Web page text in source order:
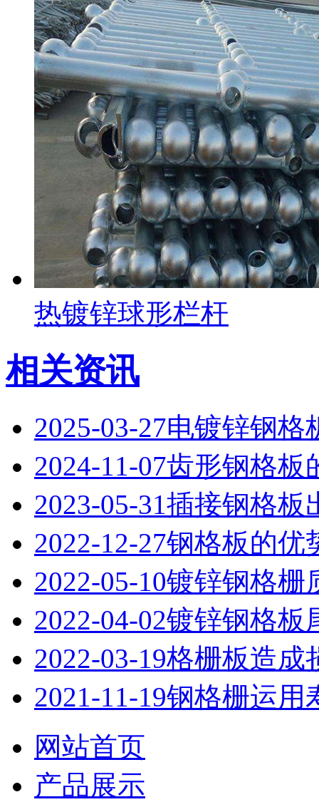
热镀锌球形栏杆
相关资讯
2025-03-27电镀锌钢格
2024-11-07齿形钢格板
2023-05-31插接钢格板
2022-12-27钢格板的优
2022-05-10镀锌钢格栅
2022-04-02镀锌钢格板
2022-03-19格栅板造成
2021-11-19钢格栅运用
网站首页
产品展示